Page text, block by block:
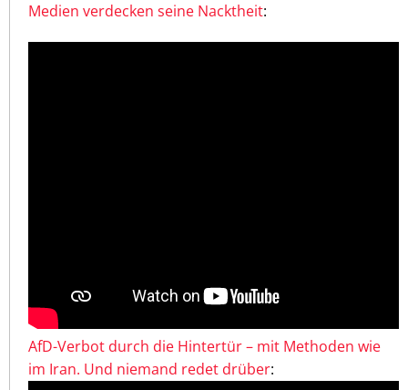
Medien verdecken seine Nacktheit:
AfD-Verbot durch die Hintertür – mit Methoden wie
im Iran. Und niemand redet drüber: